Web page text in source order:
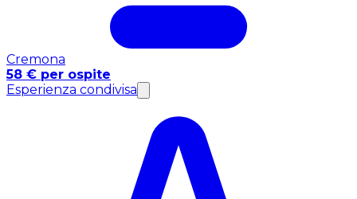
Cremona
58 € per ospite
Esperienza condivisa